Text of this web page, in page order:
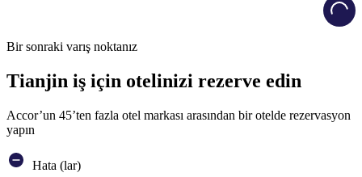
Bir sonraki varış noktanız
Tianjin iş için otelinizi rezerve edin
Accor’un 45’ten fazla otel markası arasından bir otelde rezervasyon
yapın
Hata (lar)